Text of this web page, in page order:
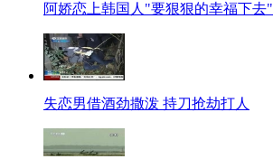
阿娇恋上韩国人"要狠狠的幸福下去"
失恋男借酒劲撒泼 持刀抢劫打人